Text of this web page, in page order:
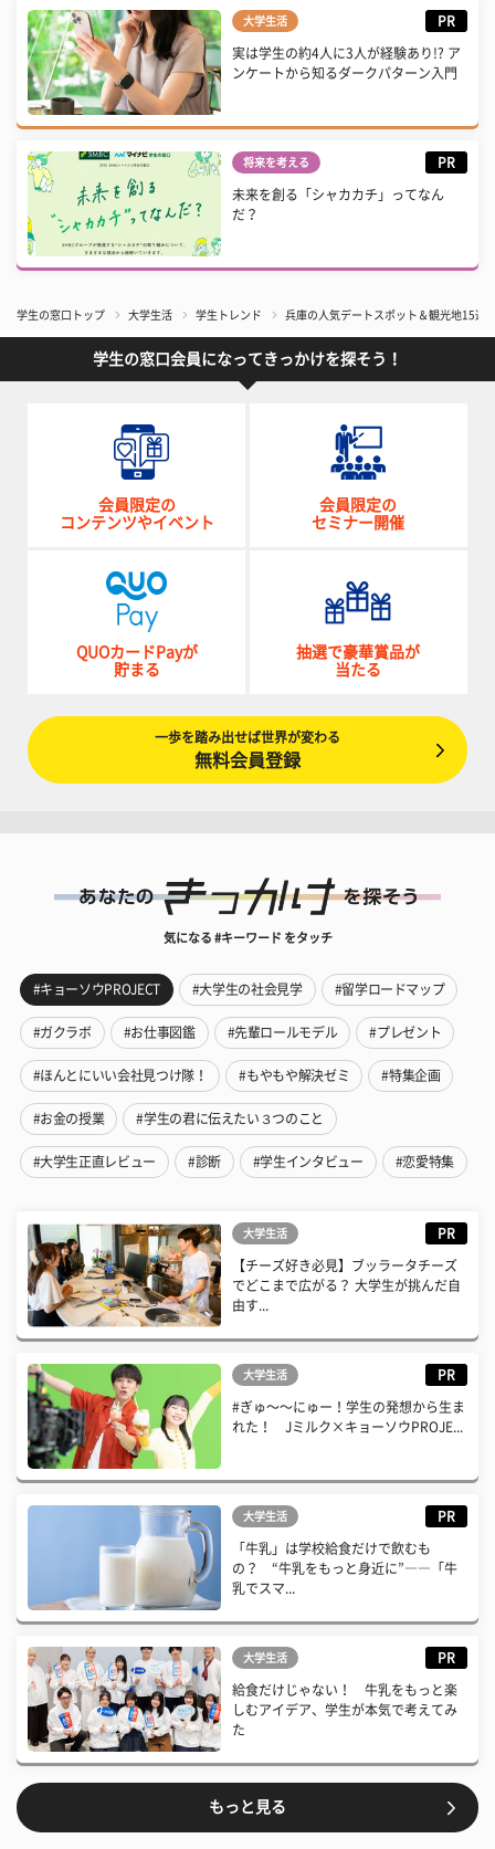
大学生活 PR
実は学生の約4人に3人が経験あり!? ア
ンケートから知るダークパターン入門
将来を考える PR
未来を創る「シャカカチ」ってなん
だ？
学生の窓口トップ 大学生活 学生トレンド 兵庫の人気デートスポット＆観光地15
学生の窓口会員になってきっかけを探そう！
会員限定の
コンテンツやイベント
会員限定の
セミナー開催
QUOカードPayが
貯まる
抽選で豪華賞品が
当たる
一歩を踏み出せば世界が変わる
無料会員登録
気になる #キーワード をタッチ
#キョーソウPROJECT #大学生の社会見学 #留学ロードマップ
#ガクラボ #お仕事図鑑 #先輩ロールモデル #プレゼント
#ほんとにいい会社見つけ隊！ #もやもや解決ゼミ #特集企画
#お金の授業 #学生の君に伝えたい３つのこと
#大学生正直レビュー #診断 #学生インタビュー #恋愛特集
大学生活 PR
【チーズ好き必見】ブッラータチーズ
でどこまで広がる？ 大学生が挑んだ自
由す...
大学生活 PR
#ぎゅ〜〜にゅー！学生の発想から生ま
れた！ Jミルク×キョーソウPROJE...
大学生活 PR
「牛乳」は学校給食だけで飲むも
の？ “牛乳をもっと身近に”――「牛
乳でスマ...
大学生活 PR
給食だけじゃない！ 牛乳をもっと楽
しむアイデア、学生が本気で考えてみ
た
もっと見る